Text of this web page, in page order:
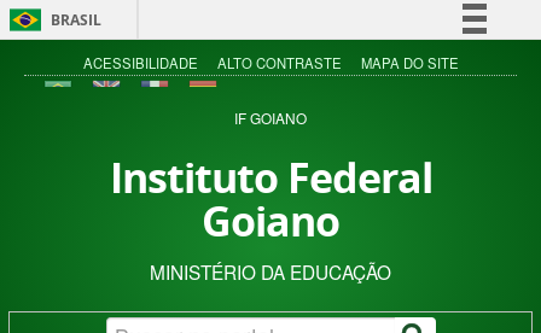
BRASIL
Simplifique!
Acesso à informação
ACESSIBILIDADE ALTO CONTRASTE MAPA DO SITE
IF GOIANO
Instituto Federal
Goiano
MINISTÉRIO DA EDUCAÇÃO